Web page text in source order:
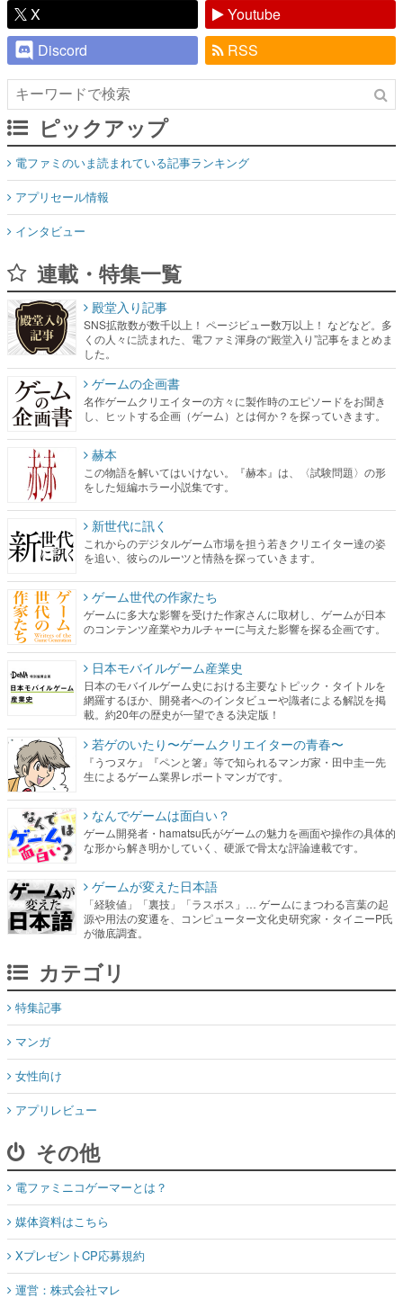
X
Youtube
Discord
RSS
ピックアップ
電ファミのいま読まれている記事ランキング
アプリセール情報
インタビュー
連載・特集一覧
殿堂入り記事
SNS拡散数が数千以上！ ページビュー数万以上！ などなど。多
くの人々に読まれた、電ファミ渾身の“殿堂入り”記事をまとめま
した。
ゲームの企画書
名作ゲームクリエイターの方々に製作時のエピソードをお聞き
し、ヒットする企画（ゲーム）とは何か？を探っていきます。
赫本
この物語を解いてはいけない。『赫本』は、〈試験問題〉の形
をした短編ホラー小説集です。
新世代に訊く
これからのデジタルゲーム市場を担う若きクリエイター達の姿
を追い、彼らのルーツと情熱を探っていきます。
ゲーム世代の作家たち
ゲームに多大な影響を受けた作家さんに取材し、ゲームが日本
のコンテンツ産業やカルチャーに与えた影響を探る企画です。
日本モバイルゲーム産業史
日本のモバイルゲーム史における主要なトピック・タイトルを
網羅するほか、開発者へのインタビューや識者による解説を掲
載。約20年の歴史が一望できる決定版！
若ゲのいたり〜ゲームクリエイターの青春〜
『うつヌケ』『ペンと箸』等で知られるマンガ家・田中圭一先
生によるゲーム業界レポートマンガです。
なんでゲームは面白い？
ゲーム開発者・hamatsu氏がゲームの魅力を画面や操作の具体的
な形から解き明かしていく、硬派で骨太な評論連載です。
ゲームが変えた日本語
「経験値」「裏技」「ラスボス」… ゲームにまつわる言葉の起
源や用法の変遷を、コンピューター文化史研究家・タイニーP氏
が徹底調査。
カテゴリ
特集記事
マンガ
女性向け
アプリレビュー
その他
電ファミニコゲーマーとは？
媒体資料はこちら
XプレゼントCP応募規約
運営：株式会社マレ